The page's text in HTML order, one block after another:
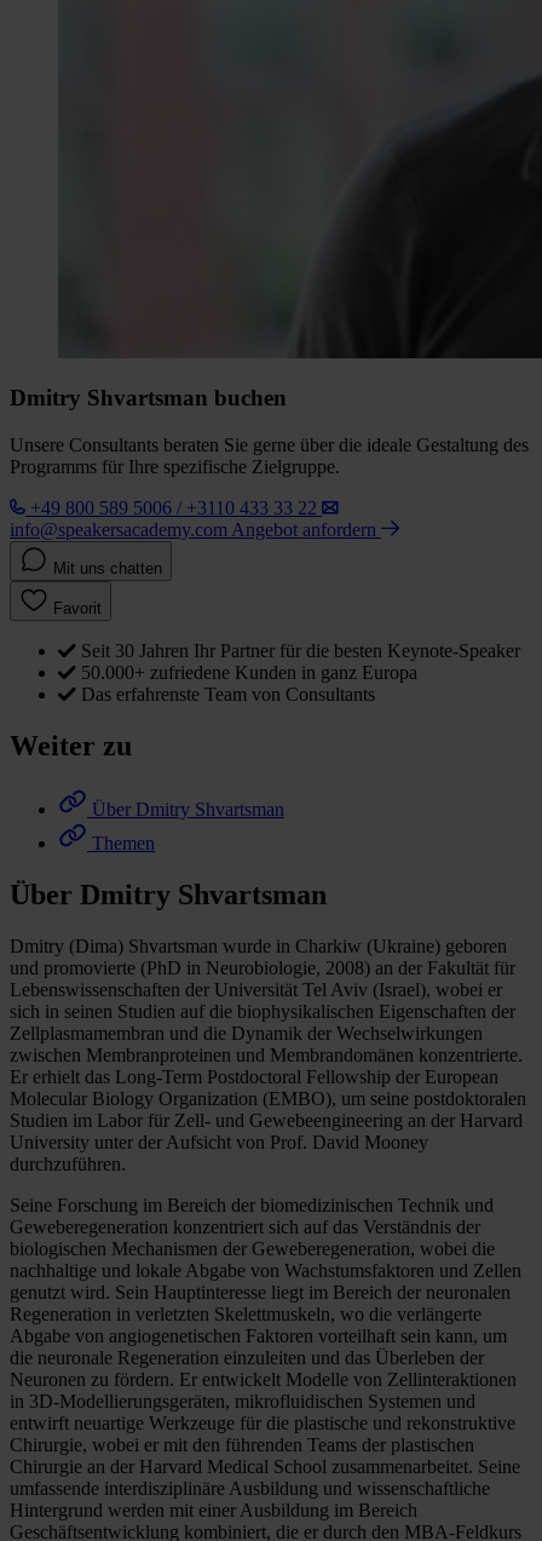
Dmitry Shvartsman buchen
Unsere Consultants beraten Sie gerne über die ideale Gestaltung des
Programms für Ihre spezifische Zielgruppe.
+49 800 589 5006 / +3110 433 33 22
info@speakersacademy.com Angebot anfordern
Mit uns chatten
Favorit
Seit 30 Jahren Ihr Partner für die besten Keynote-Speaker
50.000+ zufriedene Kunden in ganz Europa
Das erfahrenste Team von Consultants
Weiter zu
Über Dmitry Shvartsman
Themen
Über Dmitry Shvartsman
Dmitry (Dima) Shvartsman wurde in Charkiw (Ukraine) geboren
und promovierte (PhD in Neurobiologie, 2008) an der Fakultät für
Lebenswissenschaften der Universität Tel Aviv (Israel), wobei er
sich in seinen Studien auf die biophysikalischen Eigenschaften der
Zellplasmamembran und die Dynamik der Wechselwirkungen
zwischen Membranproteinen und Membrandomänen konzentrierte.
Er erhielt das Long-Term Postdoctoral Fellowship der European
Molecular Biology Organization (EMBO), um seine postdoktoralen
Studien im Labor für Zell- und Gewebeengineering an der Harvard
University unter der Aufsicht von Prof. David Mooney
durchzuführen.
Seine Forschung im Bereich der biomedizinischen Technik und
Geweberegeneration konzentriert sich auf das Verständnis der
biologischen Mechanismen der Geweberegeneration, wobei die
nachhaltige und lokale Abgabe von Wachstumsfaktoren und Zellen
genutzt wird. Sein Hauptinteresse liegt im Bereich der neuronalen
Regeneration in verletzten Skelettmuskeln, wo die verlängerte
Abgabe von angiogenetischen Faktoren vorteilhaft sein kann, um
die neuronale Regeneration einzuleiten und das Überleben der
Neuronen zu fördern. Er entwickelt Modelle von Zellinteraktionen
in 3D-Modellierungsgeräten, mikrofluidischen Systemen und
entwirft neuartige Werkzeuge für die plastische und rekonstruktive
Chirurgie, wobei er mit den führenden Teams der plastischen
Chirurgie an der Harvard Medical School zusammenarbeitet. Seine
umfassende interdisziplinäre Ausbildung und wissenschaftliche
Hintergrund werden mit einer Ausbildung im Bereich
Geschäftsentwicklung kombiniert, die er durch den MBA-Feldkurs